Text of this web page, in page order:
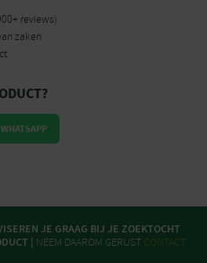
reviews)
zaken
WHATSAPP
JE GRAAG BIJ JE ZOEKTOCHT
| NEEM DAAROM GERUST CONTACT